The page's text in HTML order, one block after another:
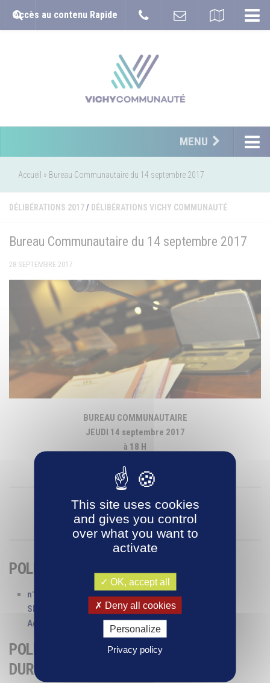
Accès au contenu Rapide
MENU
Accueil » Bureau Communautaire du 14 septembre 2017
DÉLIBÉRATIONS 2017/ DÉLIBÉRATIONS VICHY COMMUNAUTÉ
Bureau Communautaire du 14 septembre 2017
28 SEPTEMBRE 2017
BUREAU COMMUNAUTAIRE
JEUDI 14 septembre 2017
à 18 H
ORDRE DU JOUR
POLE RESSOURCES HUMAINES
n°1 – FRAIS DE DEPLACEMENT DES ELUS – MANDAT
SPECIAL M. GERMANANGUE (rapporteur M. Frédéric
Aguilera)
POLE ENVIRONNEMENT, MOBILITES
DURABLES
This site uses cookies
and gives you control
over what you want to
activate
OK, accept all
Deny all cookies
Personalize
Privacy policy